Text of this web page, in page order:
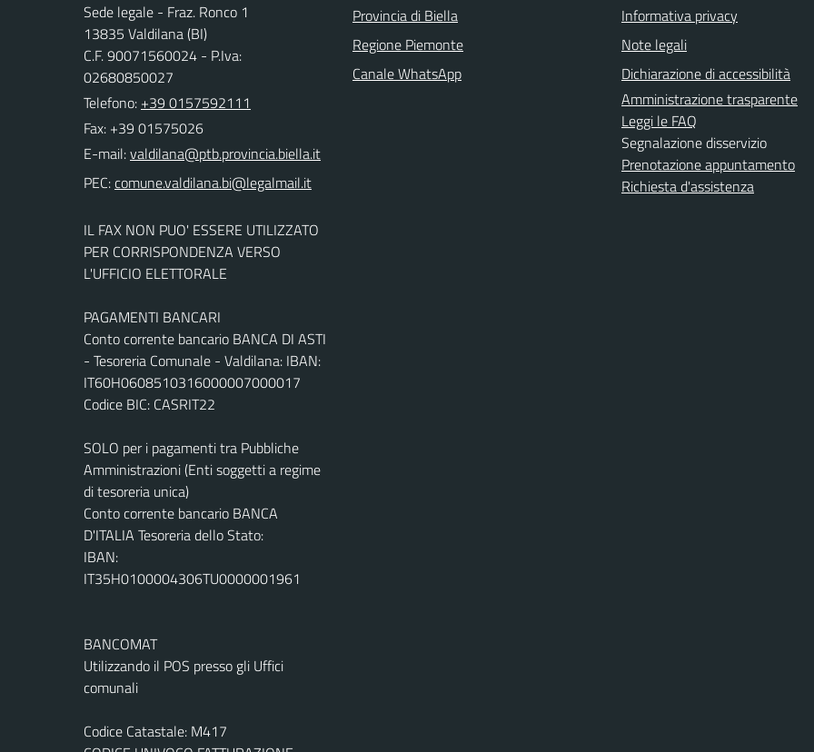
Sede legale - Fraz. Ronco 1
13835 Valdilana (BI)
C.F. 90071560024 - P.Iva:
02680850027
Telefono: +39 0157592111
Fax: +39 01575026
E-mail:
PEC:
IL FAX NON PUO' ESSERE UTILIZZATO
PER CORRISPONDENZA VERSO
L'UFFICIO ELETTORALE
PAGAMENTI BANCARI
Conto corrente bancario BANCA DI ASTI
- Tesoreria Comunale - Valdilana: IBAN:
IT60H0608510316000007000017
Codice BIC: CASRIT22
SOLO per i pagamenti tra Pubbliche
Amministrazioni (Enti soggetti a regime
di tesoreria unica)
Conto corrente bancario BANCA
D'ITALIA Tesoreria dello Stato:
IBAN:
IT35H0100004306TU0000001961
BANCOMAT
Utilizzando il POS presso gli Uffici
comunali
Codice Catastale: M417
Provincia di Biella
Regione Piemonte
Canale WhatsApp
Informativa privacy
Note legali
Dichiarazione di accessibilità
Amministrazione trasparente
Leggi le FAQ
Segnalazione disservizio
Prenotazione appuntamento
Richiesta d'assistenza